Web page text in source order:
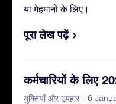
या मेहमानों के लिए।
पूरा लेख पढ़ें
कर्मचारियों के लिए
युक्तियाँ और उपहार - 6